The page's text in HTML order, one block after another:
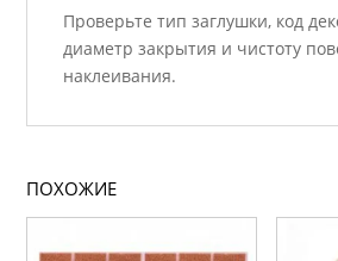
Проверьте тип заглушки, код
диаметр закрытия и чистоту
наклеивания.
ПОХОЖИЕ